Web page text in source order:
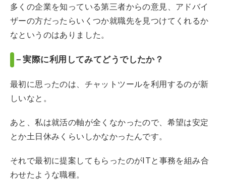
多くの企業を知っている第三者からの意見、アドバイ
ザーの方だったらいくつか就職先を見つけてくれるか
なというのはありました。
－実際に利用してみてどうでしたか？
最初に思ったのは、チャットツールを利用するのが新
しいなと。
あと、私は就活の軸が全くなかったので、希望は安定
とか土日休みくらいしかなかったんです。
それで最初に提案してもらったのがITと事務を組み合
わせたような職種。